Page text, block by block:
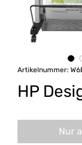
Artikelnummer:
HP
Nur